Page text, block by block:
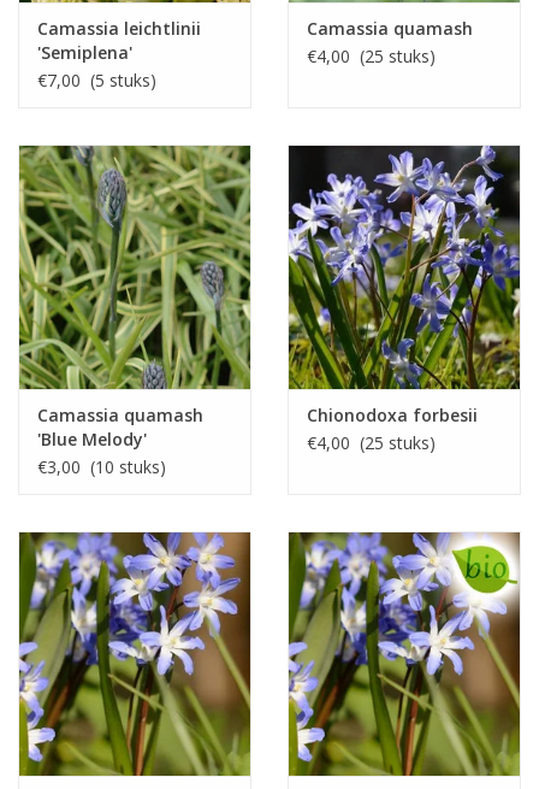
Camassia leichtlinii
'Semiplena'
€7,00 (5 stuks)
Camassia quamash
€4,00 (25 stuks)
Camassia quamash
'Blue Melody'
€3,00 (10 stuks)
Chionodoxa forbesii
€4,00 (25 stuks)